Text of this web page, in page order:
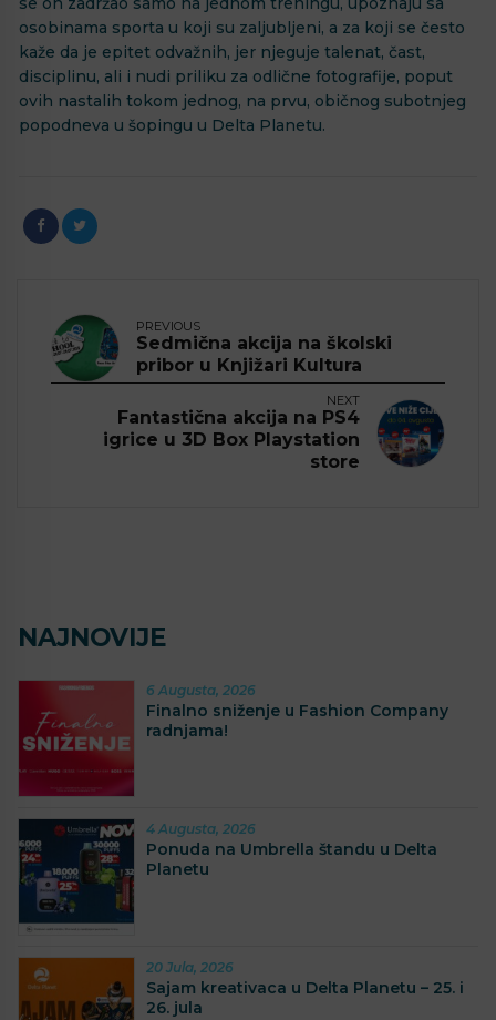
osobinama sporta u koji su zaljubljeni, a za koji se često
kaže da je epitet odvažnih, jer njeguje talenat, čast,
disciplinu, ali i nudi priliku za odlične fotografije, poput
ovih nastalih tokom jednog, na prvu, običnog subotnjeg
popodneva u šopingu u Delta Planetu.
PREVIOUS
Sedmična akcija na školski
pribor u Knjižari Kultura
NEXT
Fantastična akcija na PS4
igrice u 3D Box Playstation
store
NAJNOVIJE
6 Augusta, 2026
Finalno sniženje u Fashion Company
radnjama!
4 Augusta, 2026
Ponuda na Umbrella štandu u Delta
Planetu
20 Jula, 2026
Sajam kreativaca u Delta Planetu – 25. i
26. jula